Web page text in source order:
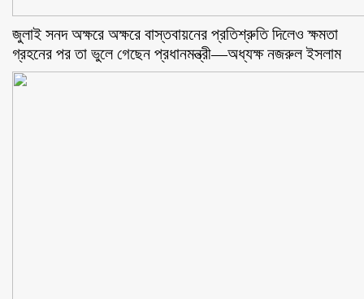
জুলাই সনদ অক্ষরে অক্ষরে বাস্তবায়নের প্রতিশ্রুতি দিলেও ক্ষমতা
গ্রহনের পর তা ভুলে গেছেন প্রধানমন্ত্রী—অধ্যক্ষ নজরুল ইসলাম